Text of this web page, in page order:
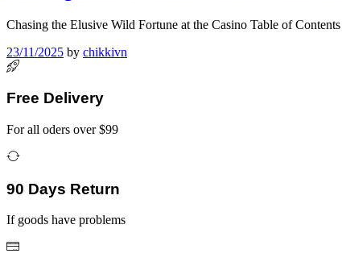
Chasing the Elusive Wild Fortune at the Casino Table of
23/11/2025 by chikkivn
Free Delivery
For all oders over $99
90 Days Return
If goods have problems